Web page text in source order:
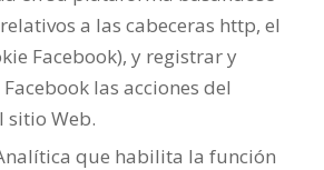
a las cabeceras http, el
Facebook), y registrar y
las acciones del
sitio Web.
que habilita la función